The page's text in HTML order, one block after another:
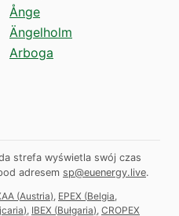
Ånge
Ängelholm
Arboga
strefa wyświetla swój czas
adresem sp@euenergy.live.
(Austria) EPEX (Belgia,
) IBEX (Bułgaria) CROPEX